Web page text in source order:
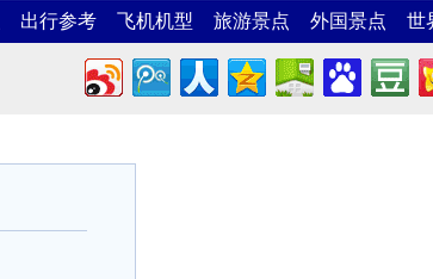
出行参考 飞机机型 旅游景点 外国景点 世